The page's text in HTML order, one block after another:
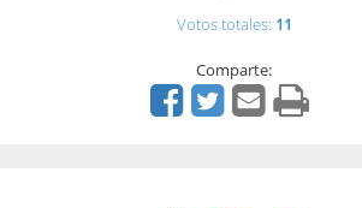
Votos totales: 11
Comparte: